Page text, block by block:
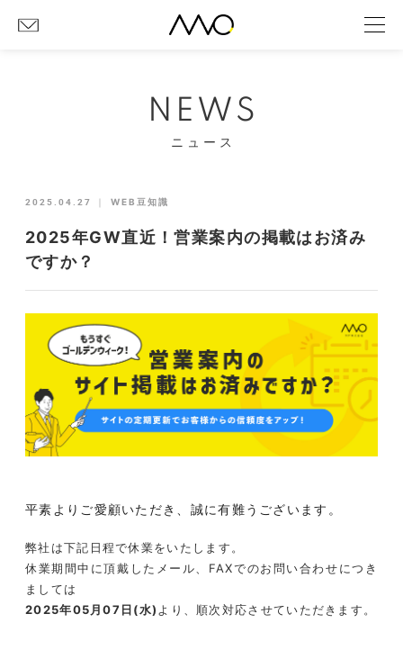
NEWS
ニュース
2025.04.27 ｜ WEB豆知識
2025年GW直近！営業案内の掲載はお済み
ですか？
平素よりご愛顧いただき、誠に有難うございます。
弊社は下記日程で休業をいたします。
休業期間中に頂戴したメール、FAXでのお問い合わせにつき
ましては
2025年05月07日(水)より、順次対応させていただきます。